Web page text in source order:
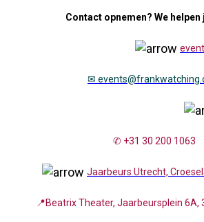
Contact opnemen? We helpen
✉
✆ +31 30 200 1063
Jaarbeurs Utrecht,
📍Beatrix Theater, Jaarbeursplein 6A,